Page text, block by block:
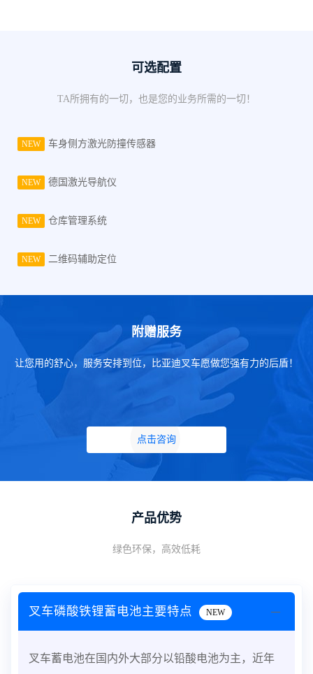
可选配置
TA所拥有的一切，也是您的业务所需的一切！
NEW 车身侧方激光防撞传感器
NEW 德国激光导航仪
NEW 仓库管理系统
NEW 二维码辅助定位
附赠服务
让您用的舒心，服务安排到位，比亚迪叉车愿做您强有力的后盾！
点击咨询
产品优势
绿色环保，高效低耗
叉车磷酸铁锂蓄电池主要特点 NEW
叉车蓄电池在国内外大部分以铅酸电池为主，近年